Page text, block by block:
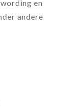
en
andere